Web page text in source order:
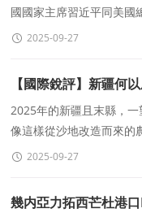
國國家主席習近平同美國
關心的問題坦誠深入交換
2025-09-27
【國際銳評】新疆何
2025年的新疆且末縣，一
像這樣從沙地改造而來的
多年來，新疆從沙漠戈壁
2025-09-27
幾内亞力拓西芒杜港